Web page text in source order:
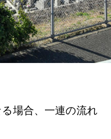
場合、一連の流れ